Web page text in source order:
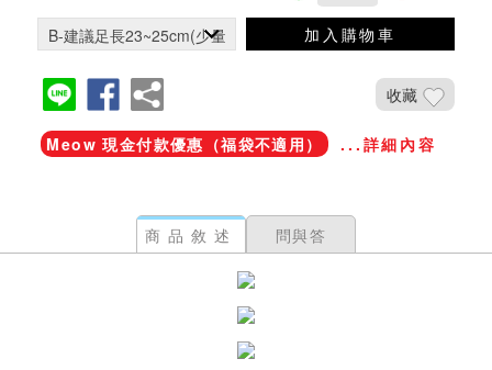
加入購物車
收藏
Meow 現金付款優惠（福袋不適用） ...詳細內容
商品敘述 問與答